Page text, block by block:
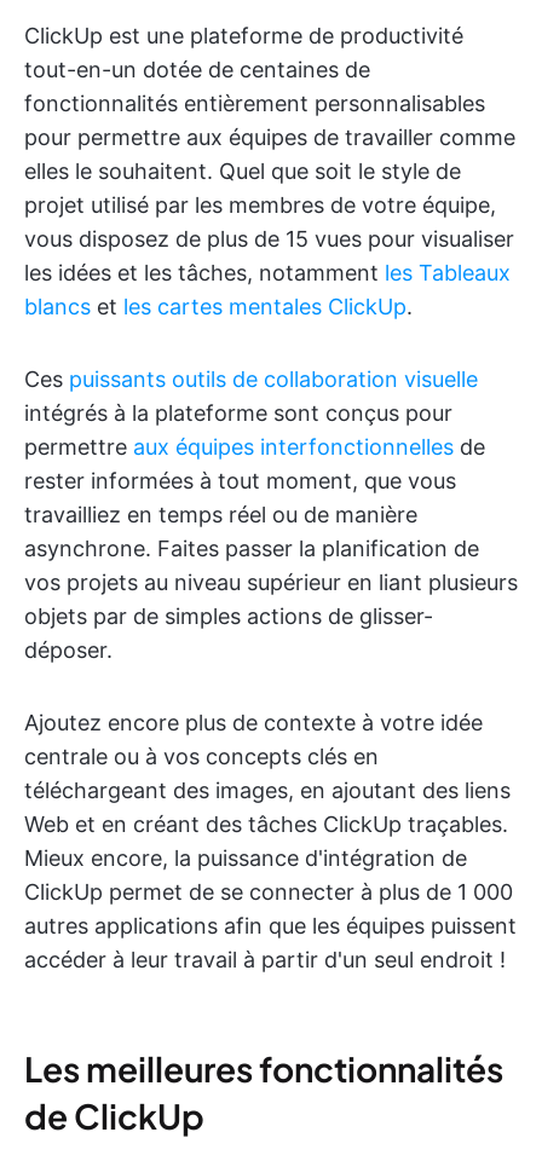
ClickUp est une plateforme de productivité
tout-en-un dotée de centaines de
fonctionnalités entièrement personnalisables
pour permettre aux équipes de travailler comme
elles le souhaitent. Quel que soit le style de
projet utilisé par les membres de votre équipe,
vous disposez de plus de 15 vues pour visualiser
les idées et les tâches, notamment les Tableaux
blancs et les cartes mentales ClickUp.
Ces puissants outils de collaboration visuelle
intégrés à la plateforme sont conçus pour
permettre aux équipes interfonctionnelles de
rester informées à tout moment, que vous
travailliez en temps réel ou de manière
asynchrone. Faites passer la planification de
vos projets au niveau supérieur en liant plusieurs
objets par de simples actions de glisser-
déposer.
Ajoutez encore plus de contexte à votre idée
centrale ou à vos concepts clés en
téléchargeant des images, en ajoutant des liens
Web et en créant des tâches ClickUp traçables.
Mieux encore, la puissance d'intégration de
ClickUp permet de se connecter à plus de 1 000
autres applications afin que les équipes puissent
accéder à leur travail à partir d'un seul endroit !
Les meilleures fonctionnalités
de ClickUp